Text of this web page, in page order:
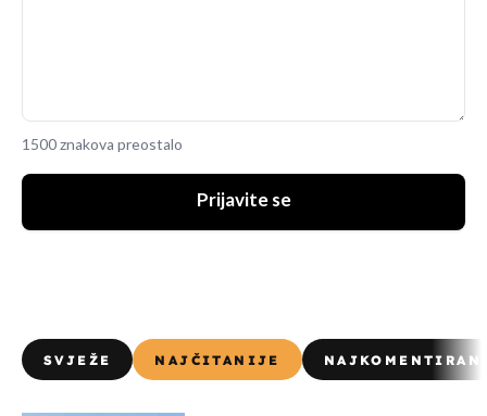
1500 znakova preostalo
Prijavite se
SVJEŽE NAJČITANIJE